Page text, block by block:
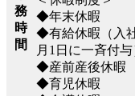
務
時
間
◆年末休暇
◆有給休暇（入
月1日に一斉付与
◆産前産後休暇
◆育児休暇